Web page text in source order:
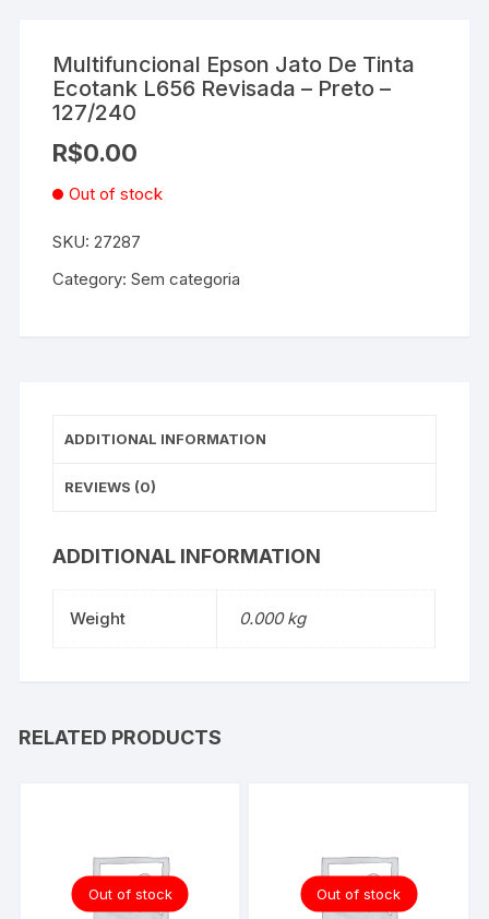
Multifuncional Epson Jato De Tinta
Ecotank L656 Revisada – Preto –
127/240
R$0.00
Out of stock
SKU:27287
Category:Sem categoria
ADDITIONAL INFORMATION
REVIEWS (0)
ADDITIONAL INFORMATION
Weight 0.000 kg
RELATED PRODUCTS
Out of stock Out of stock